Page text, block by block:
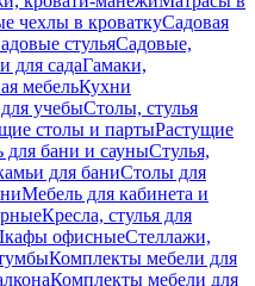
чехлы в кроваткуСадовая
стульяСадовые,
для садаГамаки,
мебельКухни
учебыСтолы, стулья
столы и партыРастущие
для бани и сауныСтулья,
для баниСтолы для
Мебель для кабинета и
Кресла, стулья для
офисныеСтеллажи,
Комплекты мебели для
Комплекты мебели для